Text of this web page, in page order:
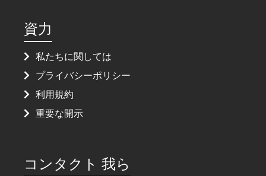
資力
私たちに関しては
プライバシーポリシー
利用規約
重要な開示
コンタクト 我ら